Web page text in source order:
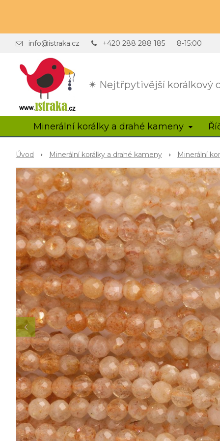
✴ Nejtřpytivější korálkový
info@istraka.cz +420 288 288 185 8-15:00
Minerální korálky a drahé kameny
Úvod Minerální korálky a drahé kameny Minerální